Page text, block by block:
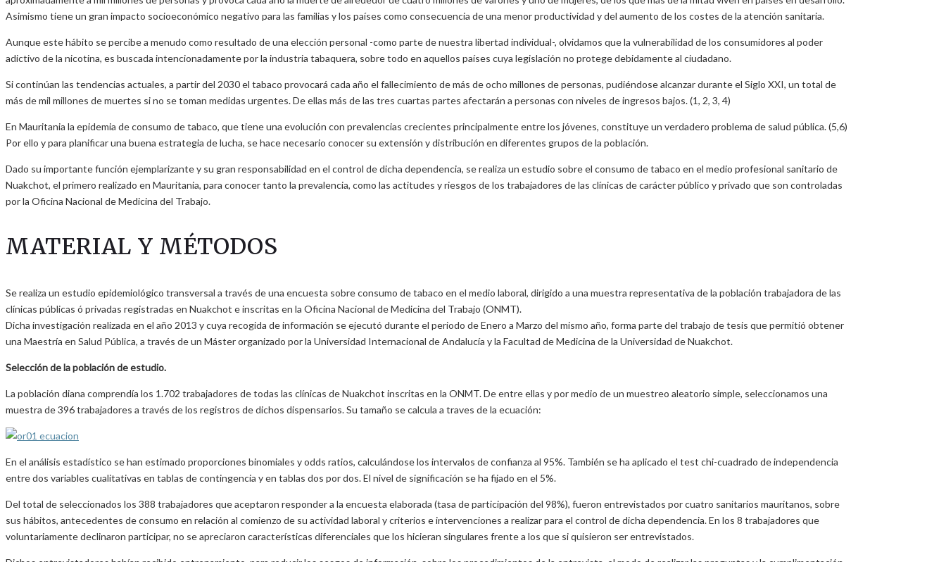
Asimismo tiene un gran impacto socioeconómico negativo para las familias y los países como consecuencia de una menor productividad y del aumento de los costes de la atención sanitaria.
Aunque este hábito se percibe a menudo como resultado de una elección personal -como parte de nuestra libertad individual-, olvidamos que la vulnerabilidad de los consumidores al poder
adictivo de la nicotina, es buscada intencionadamente por la industria tabaquera, sobre todo en aquellos países cuya legislación no protege debidamente al ciudadano.
Si continúan las tendencias actuales, a partir del 2030 el tabaco provocará cada año el fallecimiento de más de ocho millones de personas, pudiéndose alcanzar durante el Siglo XXI, un total de
más de mil millones de muertes si no se toman medidas urgentes. De ellas más de las tres cuartas partes afectarán a personas con niveles de ingresos bajos. (1, 2, 3, 4)
En Mauritania la epidemia de consumo de tabaco, que tiene una evolución con prevalencias crecientes principalmente entre los jóvenes, constituye un verdadero problema de salud pública. (5,6)
Por ello y para planificar una buena estrategia de lucha, se hace necesario conocer su extensión y distribución en diferentes grupos de la población.
Dado su importante función ejemplarizante y su gran responsabilidad en el control de dicha dependencia, se realiza un estudio sobre el consumo de tabaco en el medio profesional sanitario de
Nuakchot, el primero realizado en Mauritania, para conocer tanto la prevalencia, como las actitudes y riesgos de los trabajadores de las clínicas de carácter público y privado que son controladas
por la Oficina Nacional de Medicina del Trabajo.
MATERIAL Y MÉTODOS
Se realiza un estudio epidemiológico transversal a través de una encuesta sobre consumo de tabaco en el medio laboral, dirigido a una muestra representativa de la población trabajadora de las
clínicas públicas ó privadas registradas en Nuakchot e inscritas en la Oficina Nacional de Medicina del Trabajo (ONMT).
Dicha investigación realizada en el año 2013 y cuya recogida de información se ejecutó durante el periodo de Enero a Marzo del mismo año, forma parte del trabajo de tesis que permitió obtener
una Maestría en Salud Pública, a través de un Máster organizado por la Universidad Internacional de Andalucía y la Facultad de Medicina de la Universidad de Nuakchot.
Selección de la población de estudio.
La población diana comprendía los 1.702 trabajadores de todas las clínicas de Nuakchot inscritas en la ONMT. De entre ellas y por medio de un muestreo aleatorio simple, seleccionamos una
muestra de 396 trabajadores a través de los registros de dichos dispensarios. Su tamaño se calcula a traves de la ecuación:
En el análisis estadístico se han estimado proporciones binomiales y odds ratios, calculándose los intervalos de confianza al 95%. También se ha aplicado el test chi-cuadrado de independencia
entre dos variables cualitativas en tablas de contingencia y en tablas dos por dos. El nivel de significación se ha fijado en el 5%.
Del total de seleccionados los 388 trabajadores que aceptaron responder a la encuesta elaborada (tasa de participación del 98%), fueron entrevistados por cuatro sanitarios mauritanos, sobre
sus hábitos, antecedentes de consumo en relación al comienzo de su actividad laboral y criterios e intervenciones a realizar para el control de dicha dependencia. En los 8 trabajadores que
voluntariamente declinaron participar, no se apreciaron características diferenciales que los hicieran singulares frente a los que si quisieron ser entrevistados.